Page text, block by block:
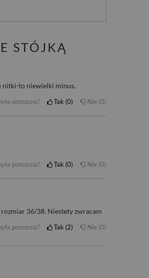
STÓJKĄ
nitki-to niewielki minus.
pomocna? Tak 0 Nie 0
pomocna? Tak 0 Nie 0
rozmiar 36/38. Niestety zwracam
pomocna? Tak 2 Nie 0